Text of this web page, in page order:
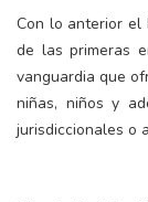
Con lo anterior el
de las primeras
vanguardia que
niñas, niños y
jurisdiccionales o